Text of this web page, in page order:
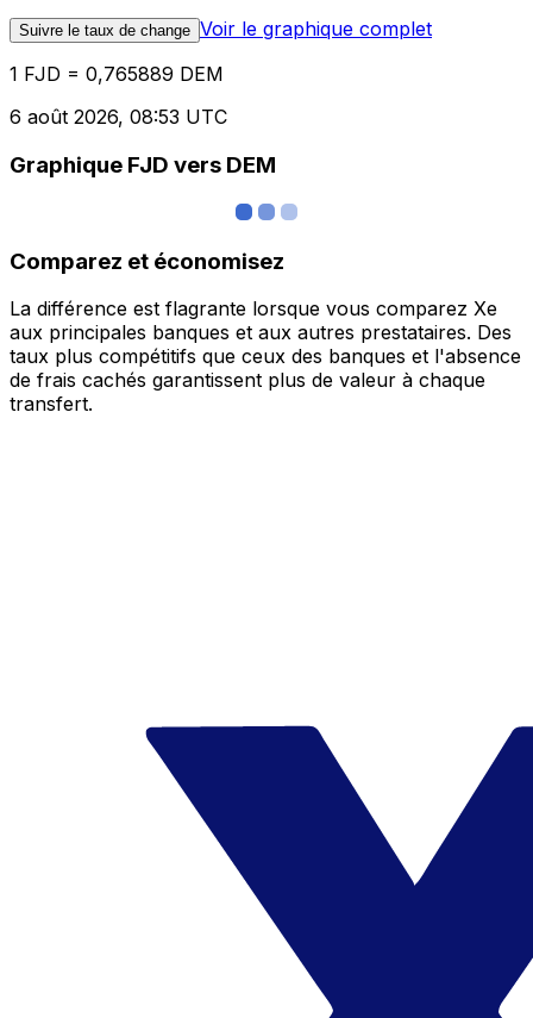
Suivre le taux de change Voir le graphique complet
1 FJD = 0,765889 DEM
6 août 2026, 08:53 UTC
Graphique FJD vers DEM
Comparez et économisez
La différence est flagrante lorsque vous comparez Xe
aux principales banques et aux autres prestataires. Des
taux plus compétitifs que ceux des banques et l'absence
de frais cachés garantissent plus de valeur à chaque
transfert.